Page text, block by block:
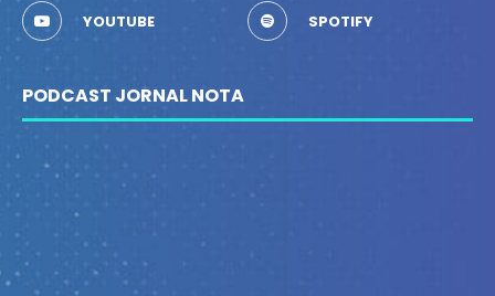
YOUTUBE SPOTIFY
PODCAST JORNAL NOTA